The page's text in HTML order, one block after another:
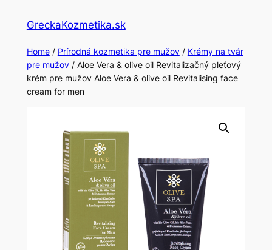
GreckaKozmetika.sk
Home/ Prírodná kozmetika pre mužov/ Krémy na tvár
pre mužov/ Aloe Vera & olive oil Revitalizačný pleťový
krém pre mužov Aloe Vera & olive oil Revitalising face
cream for men